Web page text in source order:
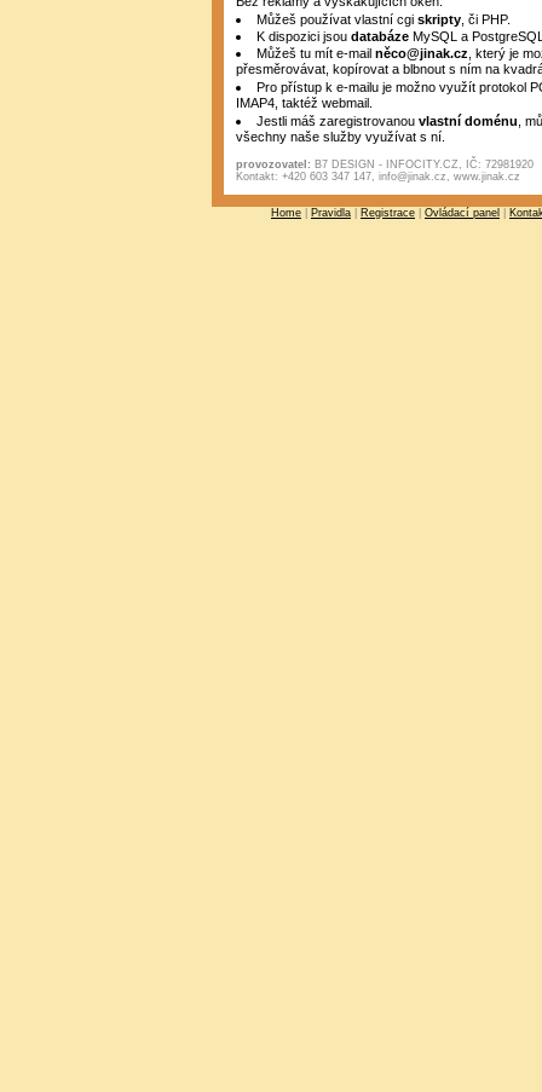
Můžeš používat vlastní cgi skripty , či PHP.
K dispozici jsou databáze MySQL a
Můžeš tu mít e-mail něco@jinak.cz , který je
přesměrovávat, kopírovat a blbnout s ním na
Pro přístup k e-mailu je možno využít protokol
IMAP4, taktéž webmail.
Jestli máš zaregistrovanou vlastní doménu ,
všechny naše služby využívat s ní.
provozovatel: B7 DESIGN - INFOCITY.CZ, IČ: 72981920
Kontakt: +420 603 347 147, info@jinak.cz, www.jinak.cz
Home Pravidla Registrace Ovládací panel